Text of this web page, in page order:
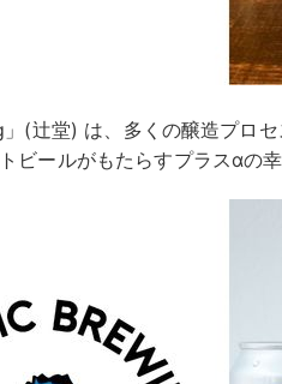
」(辻堂) は、多くの醸造プロ
ビールがもたらすプラスαの